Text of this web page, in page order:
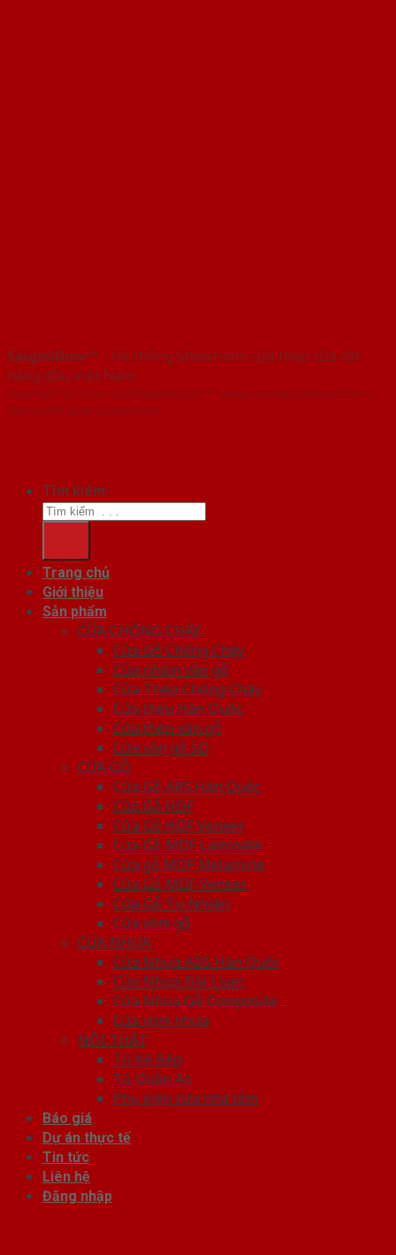
SaigonDoor™ - Hệ thống Showroom cửa thép cửa sắt
hàng đầu Việt Nam
Copyright ⓒ 2016 – 2026 SaigonDoor™ - www.cuathephanquoc.com |
Đơn vị chủ quản SaigonDoor
Tìm kiếm:
Trang chủ
Giới thiệu
Sản phẩm
CỬA CHỐNG CHÁY
Cửa Gỗ Chống Cháy
Cửa nhôm vân gỗ
Cửa Thép Chống Cháy
Cửa thép Hàn Quốc
Cửa thép vân gỗ
Cửa vân gỗ 5D
CỬA GỖ
Cửa Gỗ ABS Hàn Quốc
Cửa Gỗ HDF
Cửa Gỗ HDF Veneer
Cửa Gỗ MDF Laminate
Cửa gỗ MDF Melamine
Cửa Gỗ MDF Veneer
Cửa Gỗ Tự Nhiên
Cửa vòm gỗ
CỬA NHỰA
Cửa Nhựa ABS Hàn Quốc
Cửa Nhựa Đài Loan
Cửa Nhựa Gỗ Composite
Cửa vòm nhựa
NỘI THẤT
Tủ Kệ Bếp
Tủ Quần Áo
Phụ kiện cửa nhà tắm
Báo giá
Dự án thực tế
Tin tức
Liên hệ
Đăng nhập